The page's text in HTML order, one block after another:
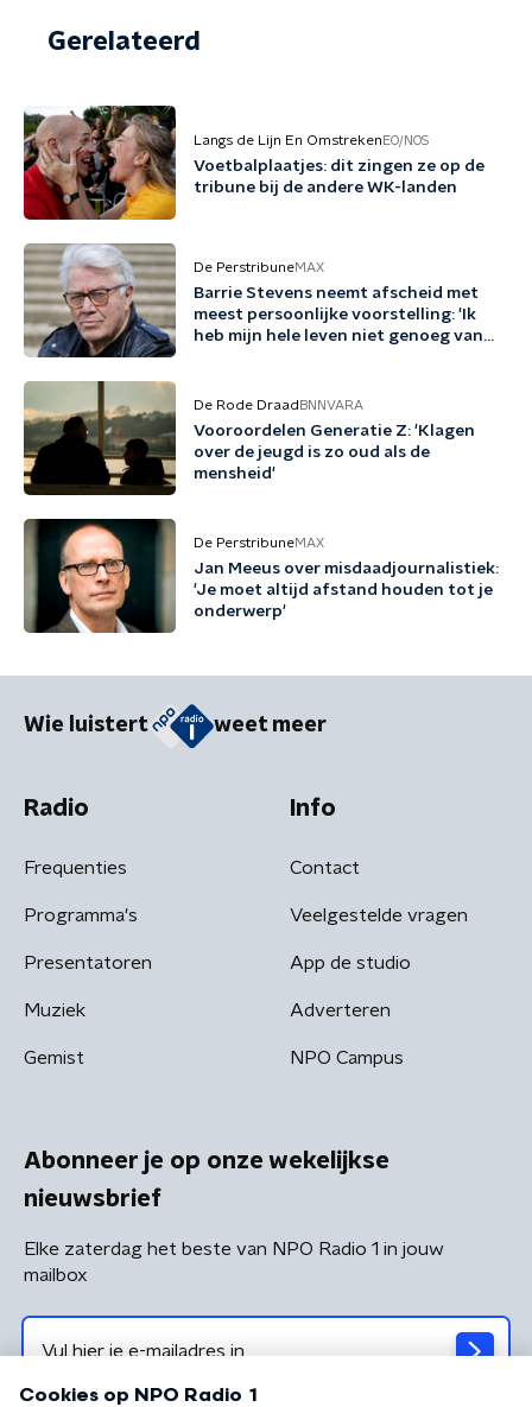
Gerelateerd
Langs de Lijn En Omstreken EO/NOS
Voetbalplaatjes: dit zingen ze op de
tribune bij de andere WK-landen
De PerstribuneMAX
Barrie Stevens neemt afscheid met
meest persoonlijke voorstelling: 'Ik
heb mijn hele leven niet genoeg van
De Rode Draad BNNVARA
Vooroordelen Generatie Z: 'Klagen
over de jeugd is zo oud als de
mensheid'
De PerstribuneMAX
Jan Meeus over misdaadjournalistiek:
'Je moet altijd afstand houden tot je
onderwerp'
Wie luistert weet meer
Radio
Frequenties
Programma's
Presentatoren
Muziek
Gemist
Info
Contact
Veelgestelde vragen
App de studio
Adverteren
NPO Campus
Abonneer je op onze wekelijkse
nieuwsbrief
Elke zaterdag het beste van NPO Radio 1 in jouw
mailbox